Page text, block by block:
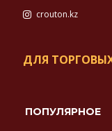
crouton.kz
ДЛЯ
ПОПУЛЯРНОЕ